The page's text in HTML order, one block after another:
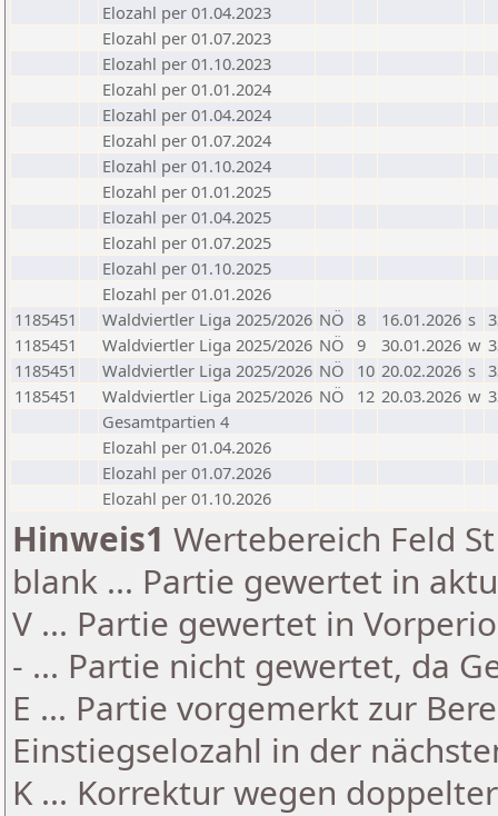
Elozahl per 01.04.2023
Elozahl per 01.07.2023
Elozahl per 01.10.2023
Elozahl per 01.01.2024
Elozahl per 01.04.2024
Elozahl per 01.07.2024
Elozahl per 01.10.2024
Elozahl per 01.01.2025
Elozahl per 01.04.2025
Elozahl per 01.07.2025
Elozahl per 01.10.2025
Elozahl per 01.01.2026
1185451
Waldviertler Liga 2025/2026 NÖ 8 16.01.2026 s
1185451
Waldviertler Liga 2025/2026 NÖ 9 30.01.2026 w
1185451
Waldviertler Liga 2025/2026 NÖ 10 20.02.2026 s
1185451
Waldviertler Liga 2025/2026 NÖ 12 20.03.2026 w
Gesamtpartien 4
Elozahl per 01.04.2026
Elozahl per 01.07.2026
Elozahl per 01.10.2026
Hinweis1 Wertebereich Feld
blank ... Partie gewertet in
V ... Partie gewertet in
- ... Partie nicht gewertet, da
E ... Partie vorgemerkt zur
Einstiegselozahl in der
K ... Korrektur wegen